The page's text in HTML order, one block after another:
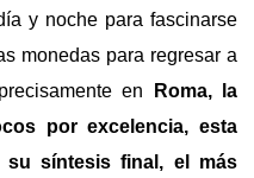
y noche para fascinarse
monedas para regresar a
en
Roma, la
por excelencia, esta
su síntesis final, el más